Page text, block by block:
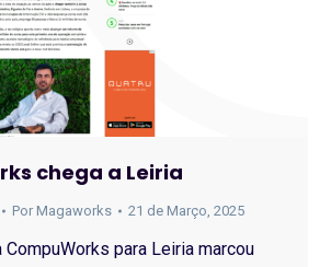
chega a Leiria
Por Magaworks 21 de Março, 2025
CompuWorks para Leiria marcou